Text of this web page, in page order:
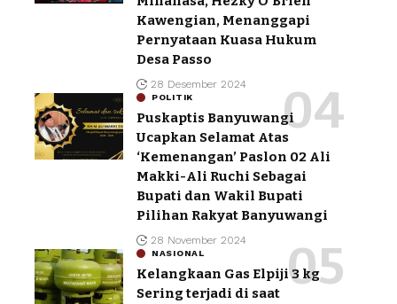
Kawengian, Menanggapi
Pernyataan Kuasa Hukum
Desa Passo
28 Desember 2024
POLITIK
Puskaptis Banyuwangi
Ucapkan Selamat Atas
‘Kemenangan’ Paslon 02 Ali
Makki-Ali Ruchi Sebagai
Bupati dan Wakil Bupati
Pilihan Rakyat Banyuwangi
28 November 2024
NASIONAL
Kelangkaan Gas Elpiji 3 kg
Sering terjadi di saat